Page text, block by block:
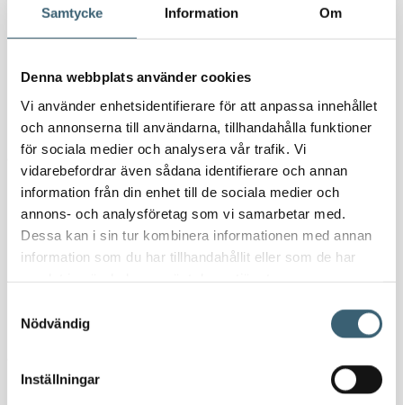
Samtycke Information Om
Denna webbplats använder cookies
Vi använder enhetsidentifierare för att anpassa innehållet
och annonserna till användarna, tillhandahålla funktioner
för sociala medier och analysera vår trafik. Vi
vidarebefordrar även sådana identifierare och annan
information från din enhet till de sociala medier och
annons- och analysföretag som vi samarbetar med.
Dessa kan i sin tur kombinera informationen med annan
information som du har tillhandahållit eller som de har
Nödvändig
Inställningar
Camlock Hane x Utvändig gänga 2"